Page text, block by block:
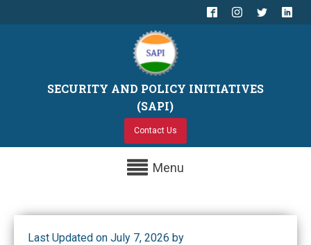
SECURITY AND POLICY INITIATIVES
(SAPI)
Contact Us
Menu
Last Updated on July 7, 2026 by